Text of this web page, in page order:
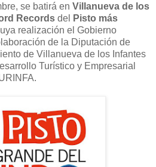
se batirá en Villanueva de los
Records del
Pisto más
realización el Gobierno
de la Diputación de
de Villanueva de los Infantes
Turístico y Empresarial